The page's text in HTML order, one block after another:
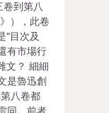
卷到第八
），此卷
“目次及
有市場行
文？ 細細
是魯迅創
八卷都